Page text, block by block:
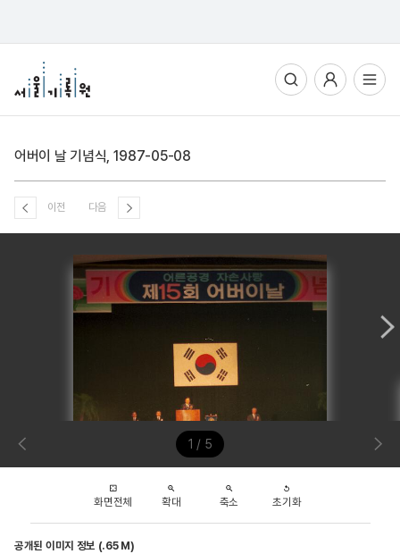
전체메뉴열기
어버이 날 기념식, 1987-05-08
이전 다음
1 / 5
화면전체 확대 축소 초기화
공개된 이미지 정보 (.65 M)